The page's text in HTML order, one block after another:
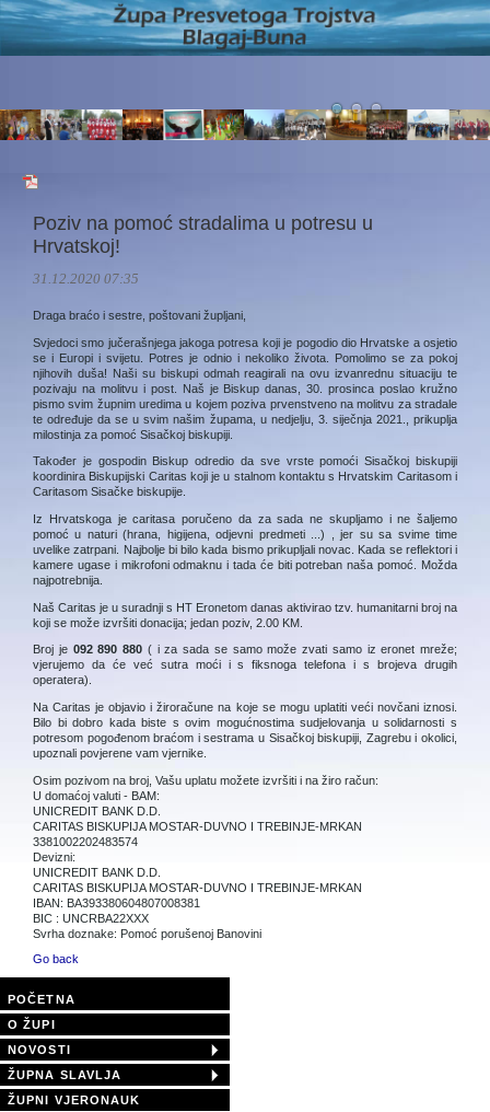
Poziv na pomoć stradalima u potresu u
Hrvatskoj!
31.12.2020 07:35
Draga braćo i sestre, poštovani župljani,
Svjedoci smo jučerašnjega jakoga potresa koji je pogodio dio Hrvatske a osjetio
se i Europi i svijetu. Potres je odnio i nekoliko života. Pomolimo se za pokoj
njihovih duša! Naši su biskupi odmah reagirali na ovu izvanrednu situaciju te
pozivaju na molitvu i post. Naš je Biskup danas, 30. prosinca poslao kružno
pismo svim župnim uredima u kojem poziva prvenstveno na molitvu za stradale
te određuje da se u svim našim župama, u nedjelju, 3. siječnja 2021., prikuplja
milostinja za pomoć Sisačkoj biskupiji.
Također je gospodin Biskup odredio da sve vrste pomoći Sisačkoj biskupiji
koordinira Biskupijski Caritas koji je u stalnom kontaktu s Hrvatskim Caritasom i
Caritasom Sisačke biskupije.
Iz Hrvatskoga je caritasa poručeno da za sada ne skupljamo i ne šaljemo
pomoć u naturi (hrana, higijena, odjevni predmeti ...) , jer su sa svime time
uvelike zatrpani. Najbolje bi bilo kada bismo prikupljali novac. Kada se reflektori i
kamere ugase i mikrofoni odmaknu i tada će biti potreban naša pomoć. Možda
najpotrebnija.
Naš Caritas je u suradnji s HT Eronetom danas aktivirao tzv. humanitarni broj na
koji se može izvršiti donacija; jedan poziv, 2.00 KM.
Broj je 092 890 880 ( i za sada se samo može zvati samo iz eronet mreže;
vjerujemo da će već sutra moći i s fiksnoga telefona i s brojeva drugih
operatera).
Na Caritas je objavio i žiroračune na koje se mogu uplatiti veći novčani iznosi.
Bilo bi dobro kada biste s ovim mogućnostima sudjelovanja u solidarnosti s
potresom pogođenom braćom i sestrama u Sisačkoj biskupiji, Zagrebu i okolici,
upoznali povjerene vam vjernike.
Osim pozivom na broj, Vašu uplatu možete izvršiti i na žiro račun:
U domaćoj valuti - BAM:
UNICREDIT BANK D.D.
CARITAS BISKUPIJA MOSTAR-DUVNO I TREBINJE-MRKAN
3381002202483574
Devizni:
UNICREDIT BANK D.D.
CARITAS BISKUPIJA MOSTAR-DUVNO I TREBINJE-MRKAN
IBAN: BA393380604807008381
BIC : UNCRBA22XXX
Svrha doznake: Pomoć porušenoj Banovini
Go back
POČETNA
O ŽUPI
NOVOSTI
ŽUPNA SLAVLJA
ŽUPNI VJERONAUK